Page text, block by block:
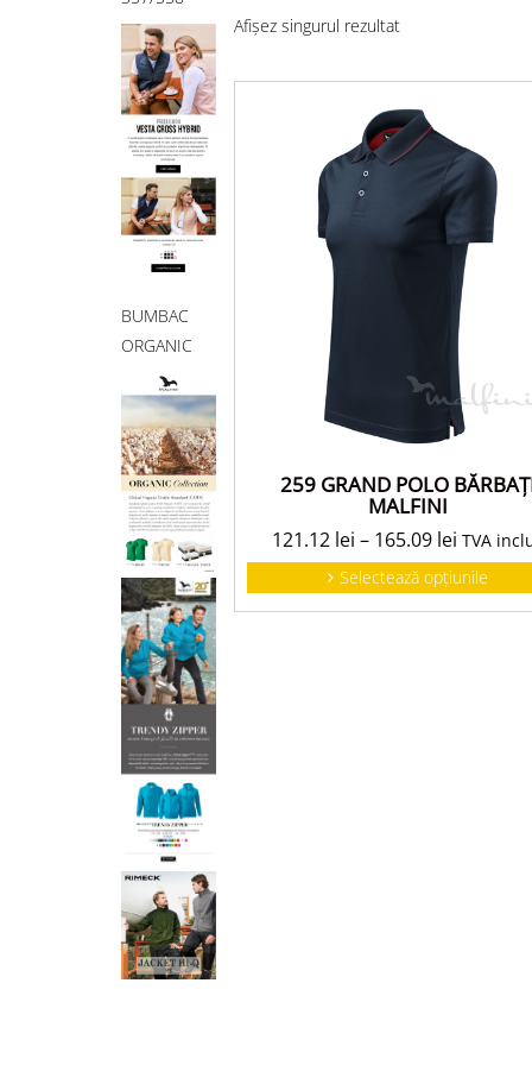
BUMBAC
ORGANIC
Afișez singurul rezultat
259 GRAND POLO
MALFINI
121.12 lei – 165.09 lei TVA
Selectează opțiunile